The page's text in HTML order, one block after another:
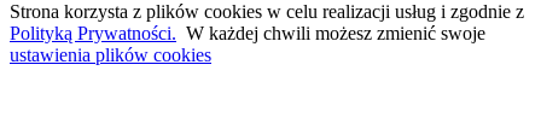
Strona korzysta z plików cookies w celu realizacji usług i zgodnie z
Polityką Prywatności. W każdej chwili możesz zmienić swoje
ustawienia plików cookies